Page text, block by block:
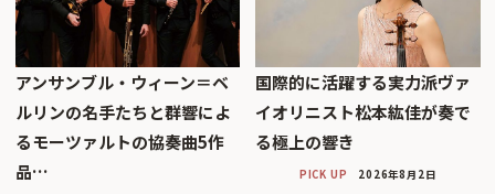
アンサンブル・ウィーン＝ベ
ルリンの名手たちと群響によ
るモーツァルトの協奏曲5作
品…
国際的に活躍する実力派ヴァ
イオリニスト松本紘佳が奏で
る極上の響き
PICK UP 2026年8月2日